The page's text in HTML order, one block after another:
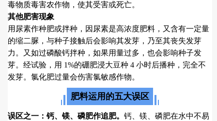
毒物质毒害农作物，使其受害或死亡。
其他肥害现象
用尿素作种肥或拌种，因尿素是高浓度肥料，又含有一定量
的缩二脲，与种子接触后会影响其发芽，乃至其丧失发芽
力。又如过磷酸钙拌种，如果用量过多，也会影响种子发
芽。经试验，用 1%的硼肥浸大豆种 4 小时后播种，完全不
发芽。氯化肥过量会伤害氯敏感作物。
肥料运用的五大误区
误区之一：钙、镁、磷肥作追肥。 钙、镁、磷肥在水中不易